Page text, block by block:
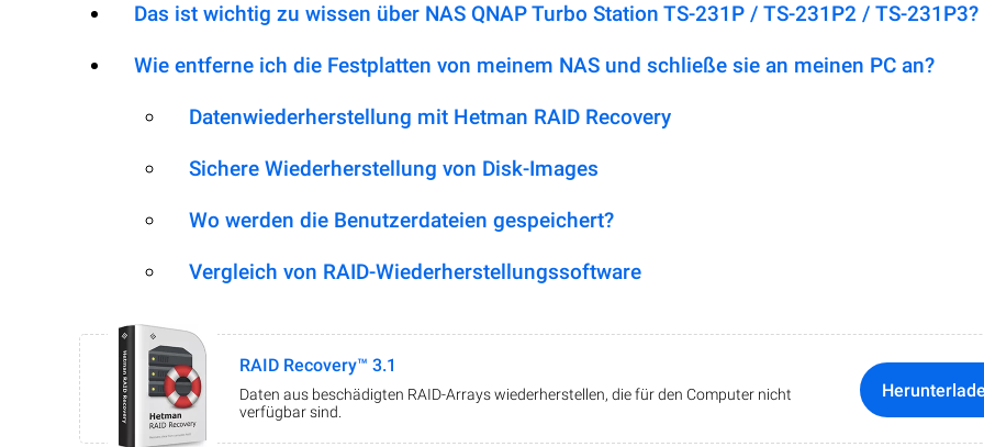
Das ist wichtig zu wissen über NAS QNAP Turbo Station TS-231P / TS-231P2 / TS-231P3?
Wie entferne ich die Festplatten von meinem NAS und schließe sie an meinen PC an?
Datenwiederherstellung mit Hetman RAID Recovery
Sichere Wiederherstellung von Disk-Images
Wo werden die Benutzerdateien gespeichert?
Vergleich von RAID-Wiederherstellungssoftware
RAID Recovery™ 3.1
Daten aus beschädigten RAID-Arrays wiederherstellen, die für den Computer nicht
verfügbar sind.